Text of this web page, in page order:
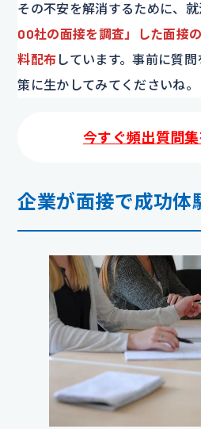
その不安を解消するために、
00社の面接を調査」した面接
料配布 しています。事前に質
策に生かしてみてくださいね。
今すぐ頻出質問
企業が面接で成功体